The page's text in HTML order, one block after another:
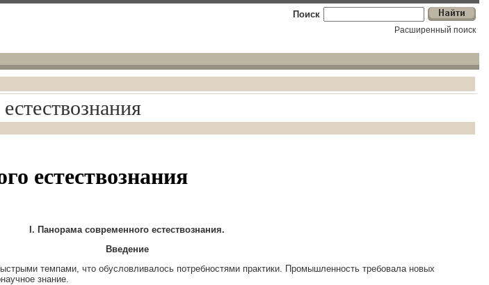
Поиск
Расширенный поиск
естествознания
. Панорама современного естествознания.
Введение
темпами, что обусловливалось потребностями практики. Промышленность требовала новых
знание.